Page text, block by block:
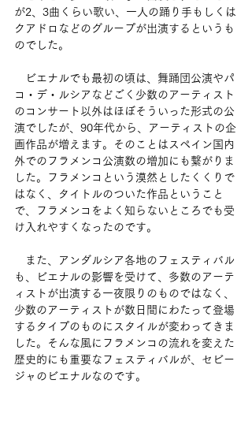
が2、3曲くらい歌い、一人の踊り手もしくは
クアドロなどのグループが出演するというも
のでした。
ビエナルでも最初の頃は、舞踊団公演やパ
コ・デ・ルシアなどごく少数のアーティスト
のコンサート以外はほぼそういった形式の公
演でしたが、90年代から、アーティストの企
画作品が増えます。そのことはスペイン国内
外でのフラメンコ公演数の増加にも繋がりま
した。フラメンコという漠然としたくくりで
はなく、タイトルのついた作品ということ
で、フラメンコをよく知らないところでも受
け入れやすくなったのです。
また、アンダルシア各地のフェスティバル
も、ビエナルの影響を受けて、多数のアーテ
ィストが出演する一夜限りのものではなく、
少数のアーティストが数日間にわたって登場
するタイプのものにスタイルが変わってきま
した。そんな風にフラメンコの流れを変えた
歴史的にも重要なフェスティバルが、セビー
ジャのビエナルなのです。